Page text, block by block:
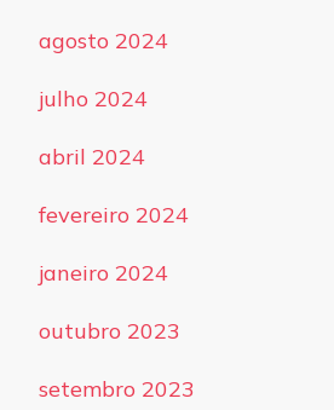
agosto 2024
julho 2024
abril 2024
fevereiro 2024
janeiro 2024
outubro 2023
setembro 2023